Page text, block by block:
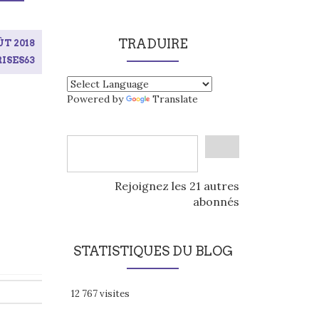
2018
TRADUIRE
Powered by Translate
Rejoignez les 21 autres
abonnés
STATISTIQUES DU BLOG
12 767 visites